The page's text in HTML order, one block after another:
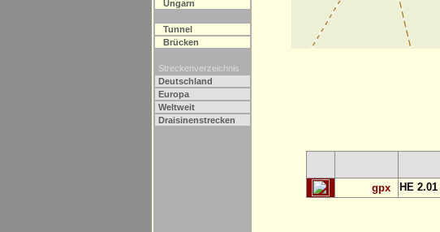
Ungarn
Tunnel
Brücken
Streckenverzeichnis
Deutschland
Europa
Weltweit
Draisinenstrecken
gpx
HE 2.01